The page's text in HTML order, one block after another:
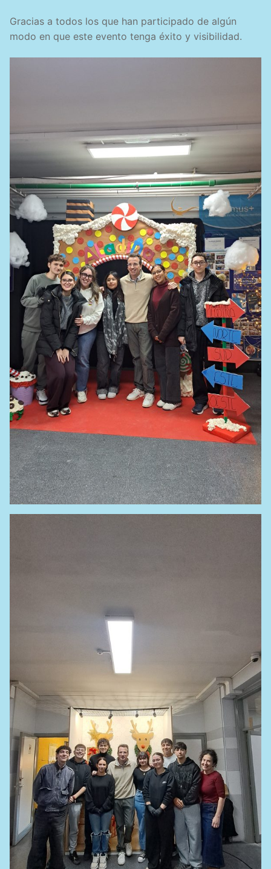
Gracias a todos los que han participado de algún
modo en que este evento tenga éxito y visibilidad.